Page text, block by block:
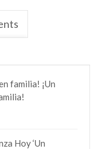
familia! ¡Un
Hoy ‘Un